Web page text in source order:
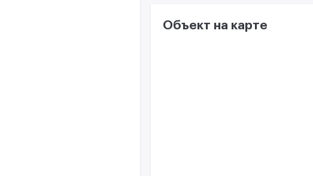
Объект на карте